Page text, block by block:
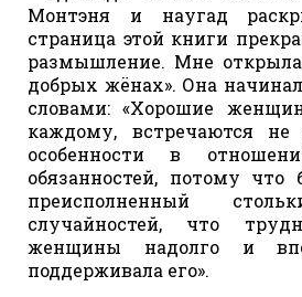
Монтэня и наугад
страница этой книги
размышление. Мне
добрых жёнах». Она
словами: «Хорошие
каждому, встречаются
особенности в
обязанностей, потому что
преисполненный
случайностей, что
женщины надолго и
поддерживала его».